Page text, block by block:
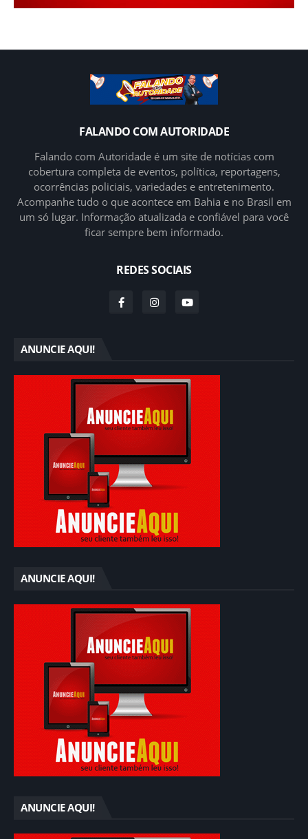
FALANDO COM AUTORIDADE
Falando com Autoridade é um site de notícias com
cobertura completa de eventos, política, reportagens,
ocorrências policiais, variedades e entretenimento.
Acompanhe tudo o que acontece em Bahia e no Brasil em
um só lugar. Informação atualizada e confiável para você
ficar sempre bem informado.
REDES SOCIAIS
ANUNCIE AQUI!
ANUNCIE AQUI!
ANUNCIE AQUI!